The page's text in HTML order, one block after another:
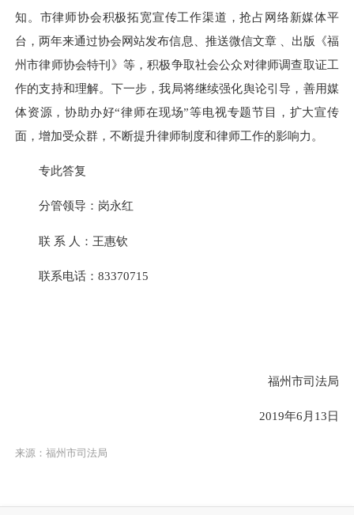
知。市律师协会积极拓宽宣传工作渠道，抢占网络新媒体平
台，两年来通过协会网站发布信息、推送微信文章 、出版《福
州市律师协会特刊》等，积极争取社会公众对律师调查取证工
作的支持和理解。下一步，我局将继续强化舆论引导，善用媒
体资源，协助办好“律师在现场”等电视专题节目，扩大宣传
面，增加受众群，不断提升律师制度和律师工作的影响力。
专此答复
分管领导：岗永红
联 系 人：王惠钦
联系电话：83370715
福州市司法局
2019年6月13日
来源：福州市司法局